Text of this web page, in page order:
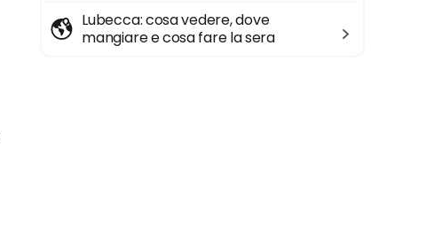
Lubecca: cosa vedere, dove
mangiare e cosa fare la sera